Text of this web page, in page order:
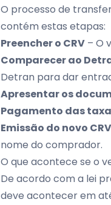
O processo de
contém estas etapas:
Preencher o CRV – O
Comparecer ao
Detran para dar
Apresentar os
Pagamento das
Emissão do novo CRV
nome do comprador.
O que acontece se o
De acordo com a lei
deve acontecer em